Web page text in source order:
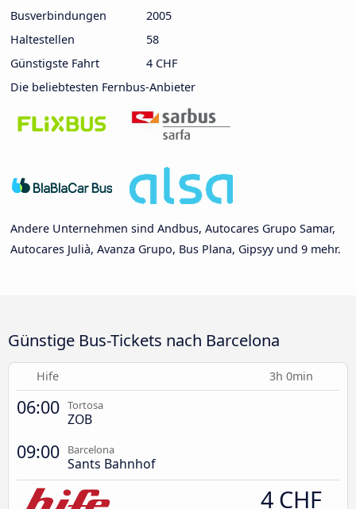
Busverbindungen
2005
Haltestellen
58
Günstigste Fahrt
4 CHF
Die beliebtesten Fernbus-Anbieter
Andere Unternehmen sind Andbus, Autocares Grupo Samar,
Autocares Julià, Avanza Grupo, Bus Plana, Gipsyy und 9 mehr.
Günstige Bus-Tickets nach Barcelona
Hife 3h 0min
06:00 Tortosa
ZOB
09:00 Barcelona
Sants Bahnhof
4 CHF